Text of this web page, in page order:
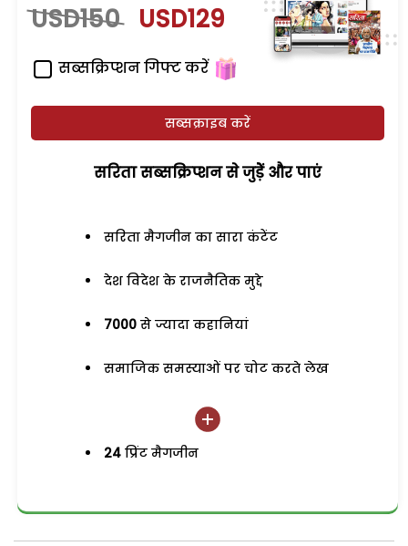
USD150 USD129
सब्सक्रिप्शन गिफ्ट करें
सब्सक्राइब करें
सरिता सब्सक्रिप्शन से जुड़ेें और पाएं
सरिता मैगजीन का सारा कंटेंट
देश विदेश के राजनैतिक मुद्दे
7000 से ज्यादा कहानियां
समाजिक समस्याओं पर चोट करते लेख
24 प्रिंट मैगजीन